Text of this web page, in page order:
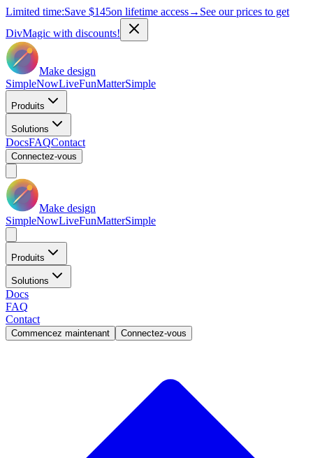
Limited time:Save $145on lifetime access→ See our prices to get
DivMagic with discounts!
Make design
SimpleNowLiveFunMatterSimple
Produits
Solutions
DocsFAQContact
Connectez-vous
Make design
SimpleNowLiveFunMatterSimple
Produits
Solutions
Docs
FAQ
Contact
Commencez maintenant Connectez-vous